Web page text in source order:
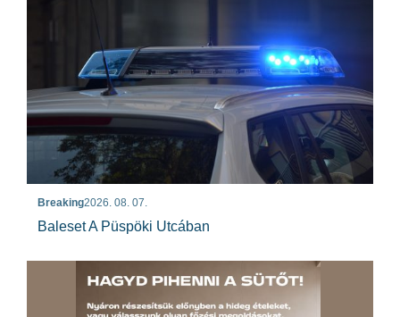
Breaking2026. 08. 07.
Baleset A Püspöki Utcában